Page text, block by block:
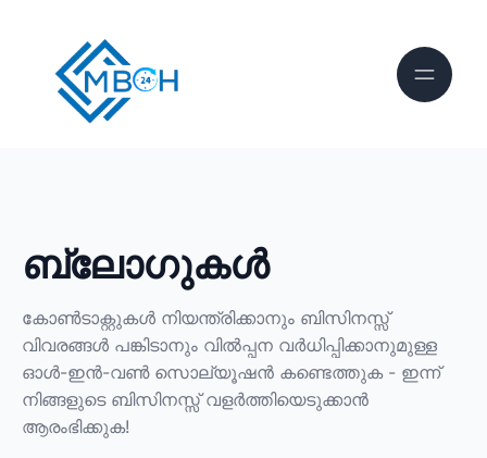
ബ്ലോഗുകൾ
കോൺടാക്റ്റുകൾ നിയന്ത്രിക്കാനും ബിസിനസ്സ്
വിവരങ്ങൾ പങ്കിടാനും വിൽപ്പന വർധിപ്പിക്കാനുമുള്ള
ഓൾ-ഇൻ-വൺ സൊല്യൂഷൻ കണ്ടെത്തുക - ഇന്ന്
നിങ്ങളുടെ ബിസിനസ്സ് വളർത്തിയെടുക്കാൻ
ആരംഭിക്കുക!